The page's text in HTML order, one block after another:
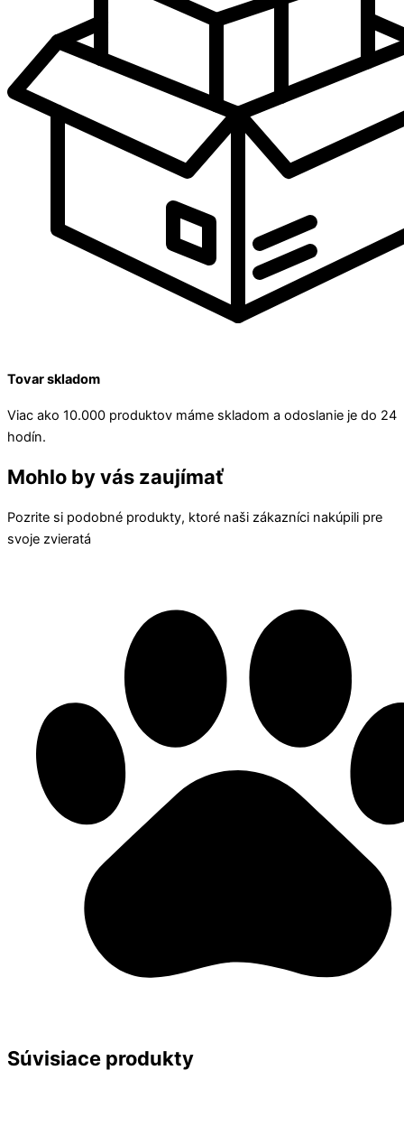
Tovar skladom
Viac ako 10.000 produktov máme skladom a odoslanie je do 24
hodín.
Mohlo by vás zaujímať
Pozrite si podobné produkty, ktoré naši zákazníci nakúpili pre
svoje zvieratá
Súvisiace produkty